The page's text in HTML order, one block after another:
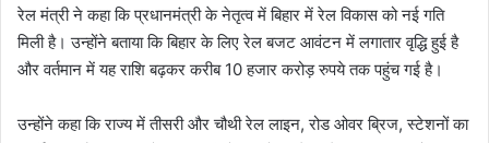
रेल मंत्री ने कहा कि प्रधानमंत्री के नेतृत्व में बिहार में रेल विकास को नई गति
मिली है। उन्होंने बताया कि बिहार के लिए रेल बजट आवंटन में लगातार वृद्धि हुई है
और वर्तमान में यह राशि बढ़कर करीब 10 हजार करोड़ रुपये तक पहुंच गई है।
उन्होंने कहा कि राज्य में तीसरी और चौथी रेल लाइन, रोड ओवर ब्रिज, स्टेशनों का